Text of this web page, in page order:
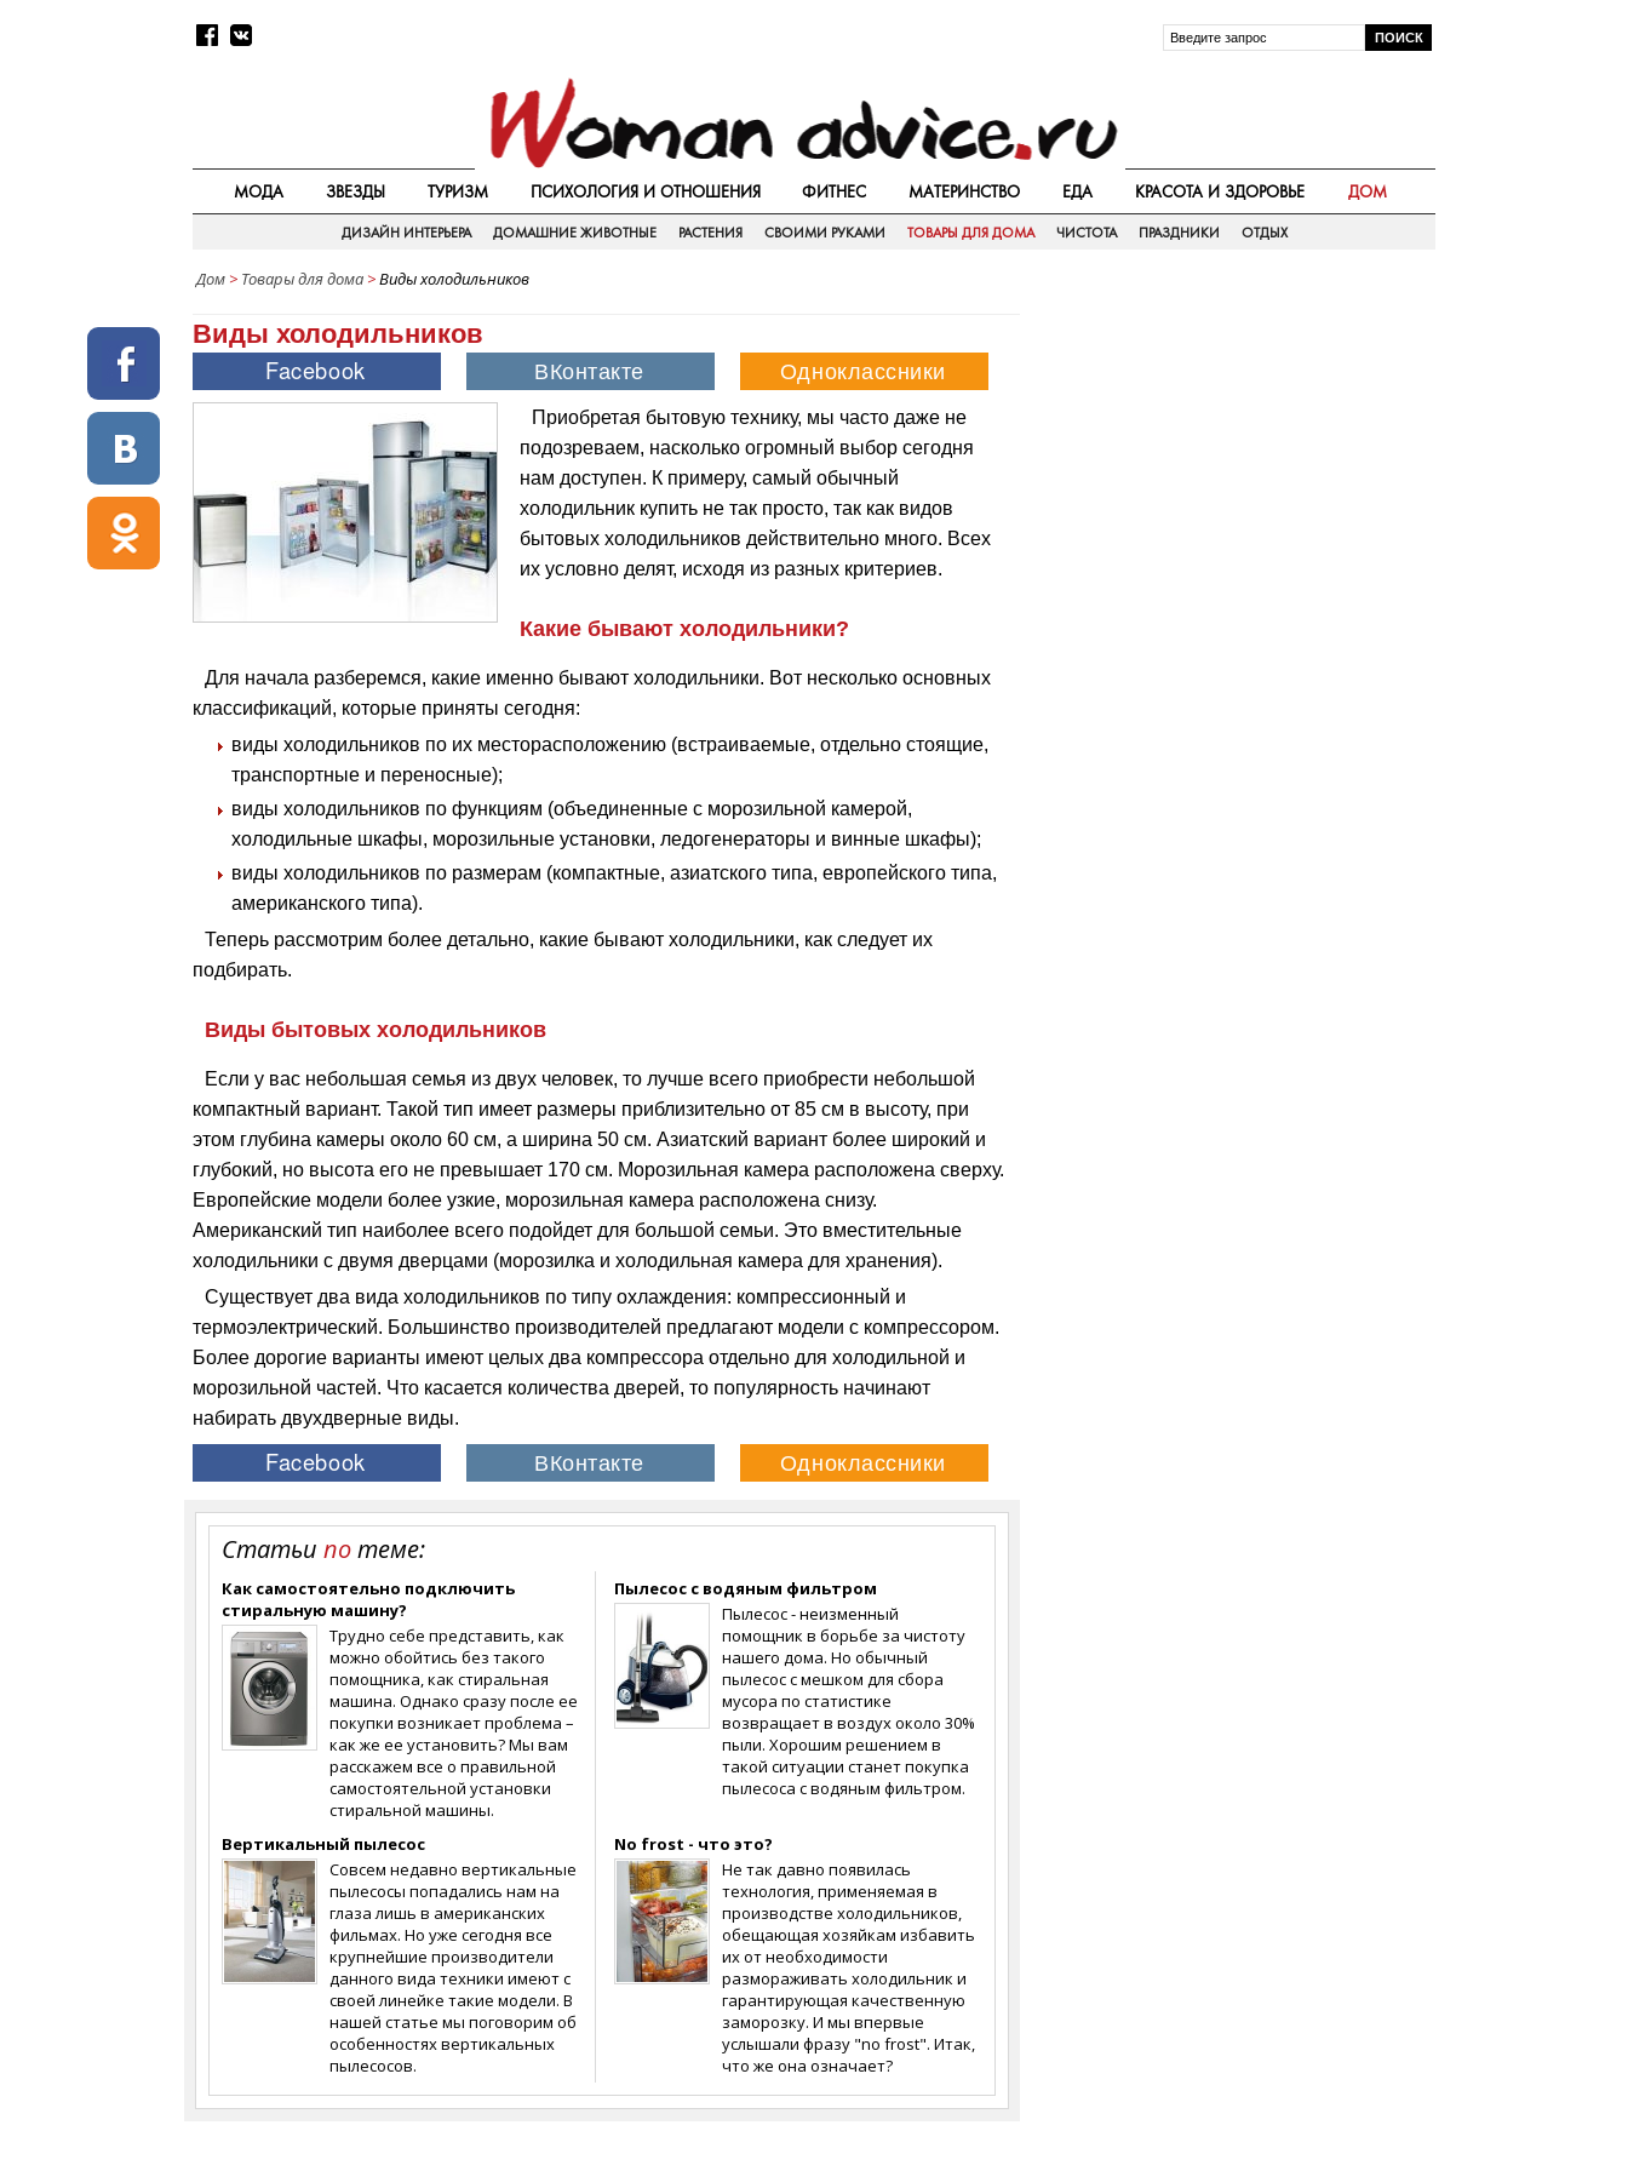
МОДА ЗВЕЗДЫ ТУРИЗМ ПСИХОЛОГИЯ И ОТНОШЕНИЯ ФИТНЕС МАТЕРИНСТВО ЕДА КРАСОТА И ЗДОРОВЬЕ ДОМ
ДИЗАЙН ИНТЕРЬЕРА ДОМАШНИЕ ЖИВОТНЫЕ РАСТЕНИЯ СВОИМИ РУКАМИ ТОВАРЫ ДЛЯ ДОМА ЧИСТОТА ПРАЗДНИКИ ОТДЫХ
Дом > Товары для дома >Виды холодильников
Виды холодильников
Приобретая бытовую технику, мы часто даже не
подозреваем, насколько огромный выбор сегодня
нам доступен. К примеру, самый обычный
холодильник купить не так просто, так как видов
бытовых холодильников действительно много. Всех
их условно делят, исходя из разных критериев.
Какие бывают холодильники?
Для начала разберемся, какие именно бывают холодильники. Вот несколько основных
классификаций, которые приняты сегодня:
виды холодильников по их месторасположению (встраиваемые, отдельно стоящие,
транспортные и переносные);
виды холодильников по функциям (объединенные с морозильной камерой,
холодильные шкафы, морозильные установки, ледогенераторы и винные шкафы);
виды холодильников по размерам (компактные, азиатского типа, европейского типа,
американского типа).
Теперь рассмотрим более детально, какие бывают холодильники, как следует их
подбирать.
Виды бытовых холодильников
Если у вас небольшая семья из двух человек, то лучше всего приобрести небольшой
компактный вариант. Такой тип имеет размеры приблизительно от 85 см в высоту, при
этом глубина камеры около 60 см, а ширина 50 см. Азиатский вариант более широкий и
глубокий, но высота его не превышает 170 см. Морозильная камера расположена сверху.
Европейские модели более узкие, морозильная камера расположена снизу.
Американский тип наиболее всего подойдет для большой семьи. Это вместительные
холодильники с двумя дверцами (морозилка и холодильная камера для хранения).
Существует два вида холодильников по типу охлаждения: компрессионный и
термоэлектрический. Большинство производителей предлагают модели с компрессором.
Более дорогие варианты имеют целых два компрессора отдельно для холодильной и
морозильной частей. Что касается количества дверей, то популярность начинают
набирать двухдверные виды.
Статьи потеме:
Как самостоятельно подключить
стиральную машину?
Трудно себе представить, как
можно обойтись без такого
помощника, как стиральная
машина. Однако сразу после ее
покупки возникает проблема –
как же ее установить? Мы вам
расскажем все о правильной
самостоятельной установки
стиральной машины.
Пылесос с водяным фильтром
Пылесос - неизменный
помощник в борьбе за чистоту
нашего дома. Но обычный
пылесос с мешком для сбора
мусора по статистике
возвращает в воздух около 30%
пыли. Хорошим решением в
такой ситуации станет покупка
пылесоса с водяным фильтром.
Вертикальный пылесос
Совсем недавно вертикальные
пылесосы попадались нам на
глаза лишь в американских
фильмах. Но уже сегодня все
крупнейшие производители
данного вида техники имеют с
своей линейке такие модели. В
нашей статье мы поговорим об
особенностях вертикальных
пылесосов.
No frost - что это?
Не так давно появилась
технология, применяемая в
производстве холодильников,
обещающая хозяйкам избавить
их от необходимости
размораживать холодильник и
гарантирующая качественную
заморозку. И мы впервые
услышали фразу "no frost". Итак,
что же она означает?